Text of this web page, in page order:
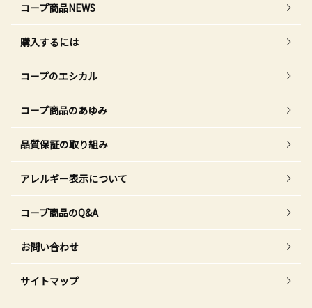
コープ商品NEWS
購入するには
コープのエシカル
コープ商品のあゆみ
品質保証の取り組み
アレルギー表示について
コープ商品のQ&A
お問い合わせ
サイトマップ